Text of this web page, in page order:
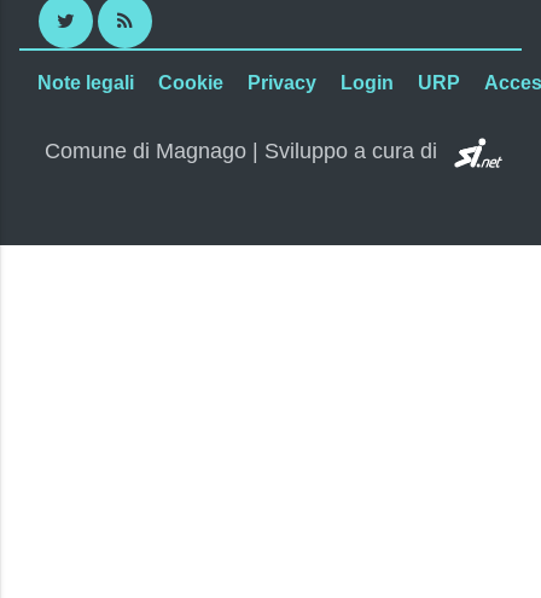
Twitter RSS
Note legali Cookie Privacy Login URP
Comune di Magnago | Sviluppo a cura di